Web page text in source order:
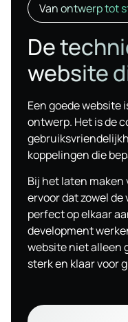
Van ontwerp tot
De
website
Een goede website
ontwerp. Het is de
koppelingen die
Bij het laten maken
ervoor dat zowel
perfect op elkaar
development
website niet alleen
sterk en klaar voor